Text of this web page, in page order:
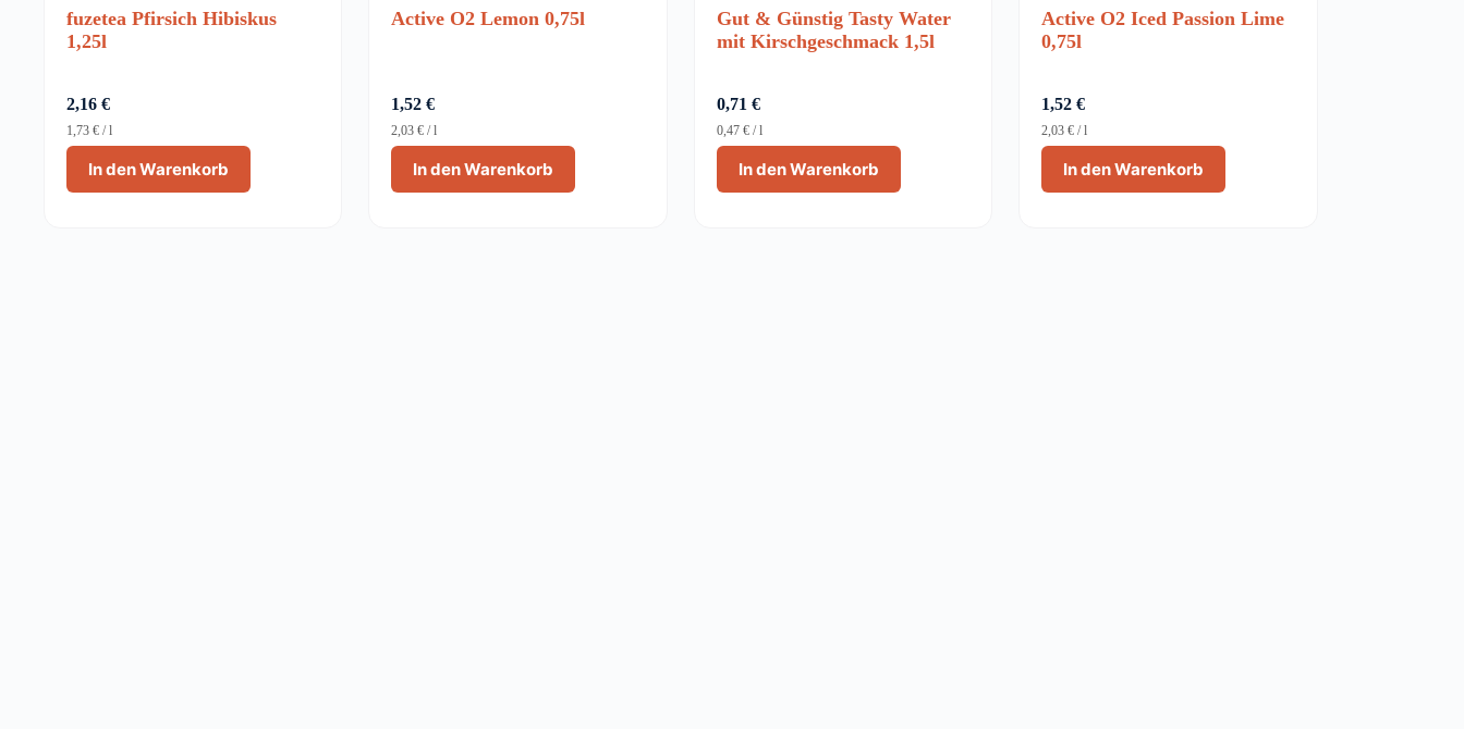
fuzetea Pfirsich Hibiskus
1,25l
2,16 €
In den Warenkorb
1,73 € /l
Active O2 Lemon 0,75l
1,52€
In den Warenkorb
2,03€ /l
Gut & Günstig Tasty Water
mit Kirschgeschmack 1,5l
0,71 €
In den Warenkorb
0,47 €/l
Active O2 Iced Passion Lime
0,75l
1,52€
In den Warenkorb
2,03€ /l